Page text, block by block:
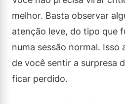
melhor. Basta observar
atenção leve, do tipo que
numa sessão normal. Isso
de você sentir a surpresa
ficar perdido.